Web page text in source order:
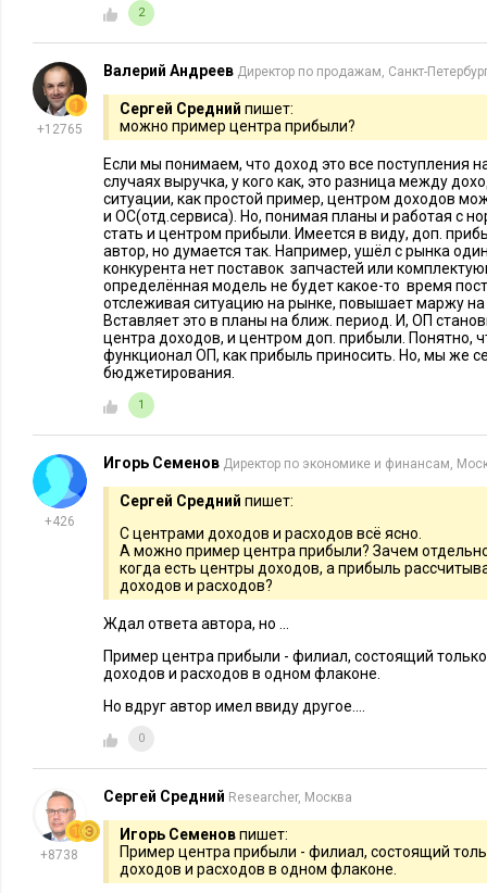
Разумеется, если вы раньше не использовали бюджеты,
бюджетирования как к полноценному проекту: определите
выделите ресурсы и назначьте ответственных.
Вполне вероятно, что работники компании будут
– справится с этой ситуацией поможет продуманная
зависимость премий руководителей и сотрудников ЦФО от
характеризующих качество исполнения бюджетов. Все
внедрение системы бюджетирования.
Читайте также:
КОРПОРАТИВНЫЕ ФИНАНСЫ 21152 17
Бюджетирование: почему
эволюция эффективнее
революции
2
+12765
Валерий Андреев Директор по продажам, Санкт-
Сергей Средний пишет:
можно пример центра прибыли?
Если мы понимаем, что доход это все поступления
случаях выручка, у кого как, это разница между
ситуации, как простой пример, центром доходов
и ОС(отд.сервиса). Но, понимая планы и работая с
стать и центром прибыли. Имеется в виду, доп.
автор, но думается так. Например, ушëл с рынка
конкурента нет поставок запчастей или
определённая модель не будет какое-то время
отслеживая ситуацию на рынке, повышает маржу
Вставляет это в планы на ближ. период. И, ОП
центра доходов, и центром доп. прибыли. Понятно,
функционал ОП, как прибыль приносить. Но, мы же
бюджетирования.
1
+426
Игорь Семенов Директор по экономике и финансам,
Сергей Средний пишет:
С центрами доходов и расходов всё ясно.
А можно пример центра прибыли? Зачем
когда есть центры доходов, а прибыль
доходов и расходов?
Ждал ответа автора, но ...
Пример центра прибыли - филиал, состоящий
доходов и расходов в одном флаконе.
Но вдруг автор имел ввиду другое....
0
+8738
Сергей Средний Researcher, Москва
Игорь Семеновпишет:
Пример центра прибыли - филиал, состоящий
доходов и расходов в одном флаконе.